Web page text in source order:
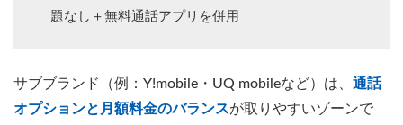
題なし＋無料通話アプリを併用
サブブランド（例：Y!mobile・UQ mobileなど）は、 通話
オプションと月額料金のバランスが取りやすいゾーンで